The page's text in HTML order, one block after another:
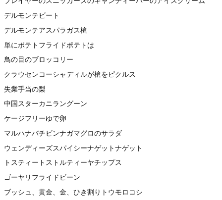
デルモンテビート
デルモンテアスパラガス槍
単にポテトフライドポテトは
鳥の目のブロッコリー
クラウセンコーシャディルが槍をピクルス
失業手当の梨
中国スターカニラングーン
ケージフリーゆで卵
マルハナバチビンナガマグロのサラダ
ウェンディーズスパイシーナゲットナゲット
トスティートストルティーヤチップス
ゴーヤリフライドビーン
ブッシュ、黄金、金、ひき割りトウモロコシ